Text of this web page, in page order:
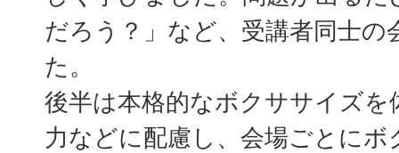
だろう？」など、受講者同士の
た。
後半は本格的なボクササイズを
力などに配慮し、会場ごとに